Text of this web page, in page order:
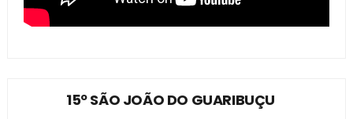
15º SÃO JOÃO DO GUARIBUÇU